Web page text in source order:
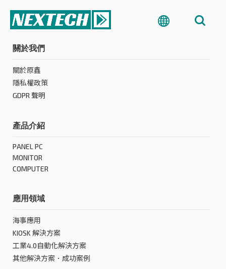
關於我們
關於原鑫
隱私權政策
GDPR 聲明
產品介紹
PANEL PC
MONITOR
COMPUTER
應用領域
海事應用
KIOSK 解決方案
工業4.0自動化解決方案
其他解決方案．成功案例